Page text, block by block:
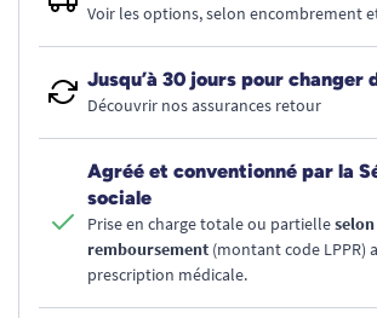
Voir les options, selon encombrement
Jusqu’à 30 jours pour changer
Découvrir nos assurances retour
Agréé et conventionné par la
sociale
Prise en charge totale ou partielleselon
remboursement (montant code LPPR)
prescription médicale.